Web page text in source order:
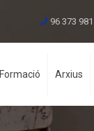
96 373
Formació Arxius